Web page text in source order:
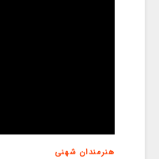
هنرمندان شهنی